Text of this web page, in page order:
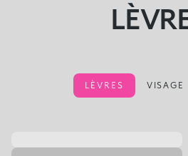
LÈVRES VISAGE